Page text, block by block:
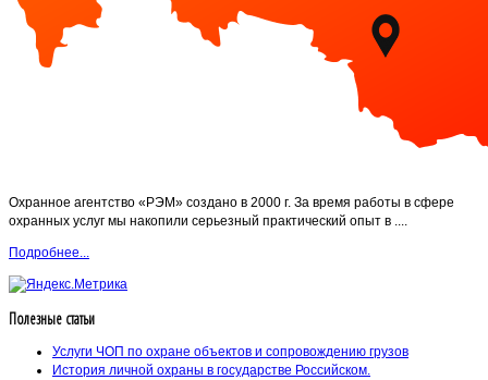
Охранное агентство «РЭМ» создано в 2000 г. За время работы в сфере
охранных услуг мы накопили серьезный практический опыт в ....
Подробнее...
Полезные статьи
Услуги ЧОП по охране объектов и сопровождению грузов
История личной охраны в государстве Российском.